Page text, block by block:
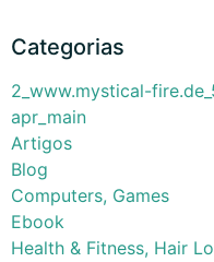
Categorias
2_www.mystical-
apr_main
Artigos
Blog
Computers, Games
Ebook
Health & Fitness, Hair